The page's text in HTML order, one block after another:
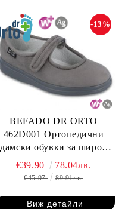
BEFADO DR ORTO
462D001 Ортопедични
дамски обувки за широк
крак, Сиви
-13%
€39.90 78.04лв.
€45.97 89.91лв.
Виж детайли